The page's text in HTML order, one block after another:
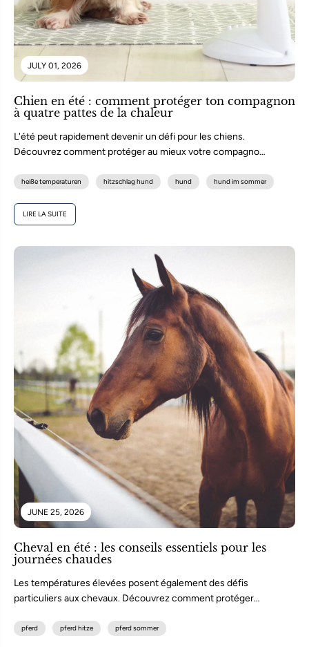
JULY 01, 2026
Chien en été : comment protéger ton compagnon
à quatre pattes de la chaleur
L'été peut rapidement devenir un défi pour les chiens.
Découvrez comment protéger au mieux votre compagnon
heiße temperaturen hitzschlag hund hund hund im sommer
LIRE LA SUITE
JUNE 25, 2026
Cheval en été : les conseils essentiels pour les
journées chaudes
Les températures élevées posent également des défis
particuliers aux chevaux. Découvrez comment protéger
pferd pferd hitze pferd sommer